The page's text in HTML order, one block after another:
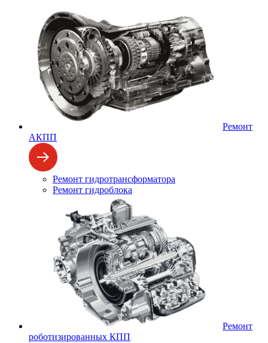
Ремонт
АКПП
Ремонт гидротрансформатора
Ремонт гидроблока
Ремонт
роботизированных КПП